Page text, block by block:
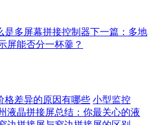
是多屏幕拼接控制器下一篇：多地
屏能否分一杯羹？
格差异的原因有哪些 小型监控
液晶拼接屏总结：你最关心的液